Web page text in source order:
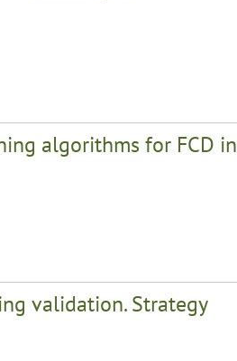
algorithms for FCD in
validation. Strategy